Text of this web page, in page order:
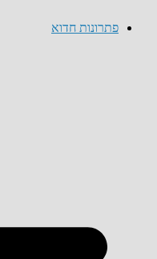
פתרונות חדוא